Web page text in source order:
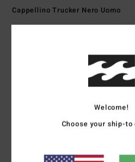
Cappellino Trucker Nero Uomo
StyleBL000450 Codice colore
5 pannelli dal profilo alto
Chiusura automatica in plastica
Welcome!
Choose your ship-